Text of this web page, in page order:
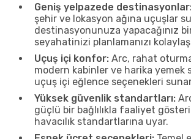
Geniş yelpazede
şehir ve lokasyon ağına uçuşlar
destinasyonunuza yapacağınız
seyahatinizi planlamanızı
Uçuş içi konfor: Arc, rahat
modern kabinler ve harika yemek
uçuş içi eğlence seçenekleri
Yüksek güvenlik standartları:
güçlü bir bağlılıkla faaliyet
havacılık standartlarına uyar.